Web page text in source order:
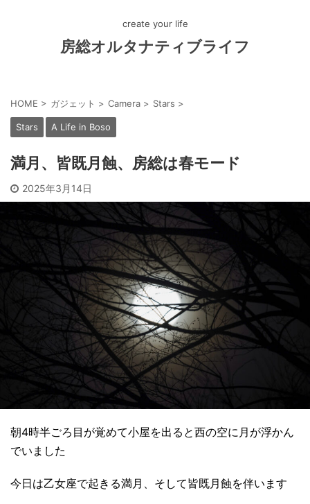
create your life
房総オルタナティブライフ
HOME > ガジェット > Camera > Stars >
Stars A Life in Boso
満月、皆既月蝕、房総は春モード
2025年3月14日
朝4時半ごろ目が覚めて小屋を出ると西の空に月が浮かん
でいました
今日は乙女座で起きる満月、そして皆既月蝕を伴います